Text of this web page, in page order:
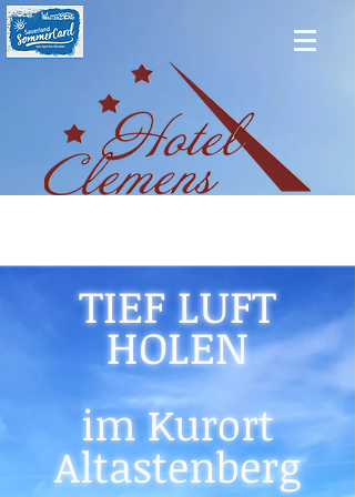
TIEF LUFT
HOLEN
im Kurort
Altastenberg